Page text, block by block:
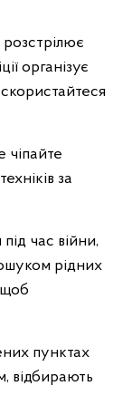
організує
чіпайте
за
час війни,
рідних
пунктах
відбирають